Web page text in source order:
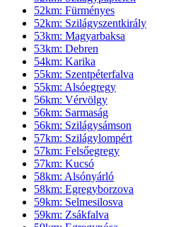
52km: Fürményes
52km: Szilágyszentkirály
53km: Magyarbaksa
53km: Debren
54km: Karika
55km: Szentpéterfalva
55km: Alsóegregy
56km: Vérvölgy
56km: Sarmaság
56km: Szilágysámson
57km: Szilágylompért
57km: Felsőegregy
57km: Kucsó
58km: Alsónyárló
58km: Egregyborzova
59km: Selmesilosva
59km: Zsákfalva